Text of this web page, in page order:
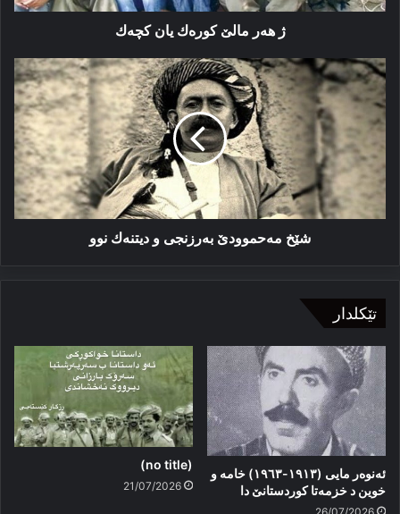
ژ ھەر مالێ كورەك یان كچەك
شێخ
مەحموودێ
بەرزنجی
و
دیتنەك
نوو
شێخ مەحموودێ بەرزنجی و دیتنەك نوو
تێکلدار
ئەنوەر مایی (١٩١٣-١٩٦٣) خامە و
خوین د خزمەتا کوردستانێ دا
(no title)
21/07/2026